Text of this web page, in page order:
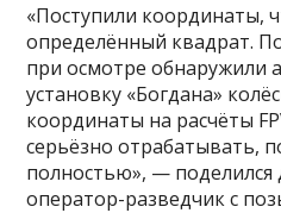
«Поступили координаты,
определённый квадрат.
при осмотре обнаружили
установку «Богдана»
координаты на расчёты
серьёзно отрабатывать,
полностью», — поделился
оператор-разведчик с